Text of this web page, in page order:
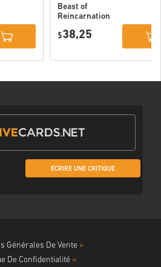
Beast of
Reincarnation
$38,25
ÉCRIRE UNE CRITIQUE
Générales De Vente »
De Confidentialité »